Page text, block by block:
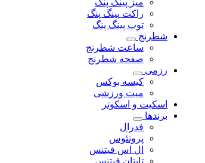
میز پینگ پنگ
راکت پینگ پنگ
توپ پینگ پنگ
شطرنج
ساعت شطرنج
صفحه شطرنج
رزمی
کیسه بوکس
میت ورزشی
اسکیت و اسکوتر
برندها
فدرال
پروتئوس
ال اس فیتنس